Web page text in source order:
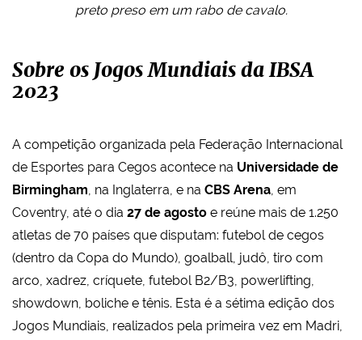
preto preso em um rabo de cavalo.
Sobre os Jogos Mundiais da IBSA
2023
A competição organizada pela Federação Internacional
de Esportes para Cegos acontece na Universidade de
Birmingham, na Inglaterra, e na CBS Arena, em
Coventry, até o dia 27 de agosto e reúne mais de 1.250
atletas de 70 países que disputam: futebol de cegos
(dentro da Copa do Mundo), goalball, judô, tiro com
arco, xadrez, críquete, futebol B2/B3, powerlifting,
showdown, boliche e tênis. Esta é a sétima edição dos
Jogos Mundiais, realizados pela primeira vez em Madri,